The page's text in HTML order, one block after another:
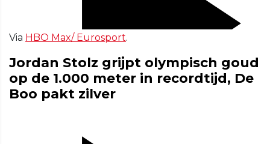
Via HBO Max/ Eurosport.
Jordan Stolz grijpt olympisch goud
op de 1.000 meter in recordtijd, De
Boo pakt zilver